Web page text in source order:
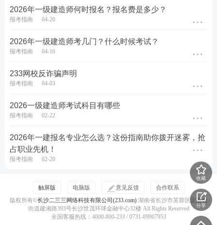
非全日制学历(如自考、成考、函授等)的考生，可以
累加取得学历前后的工作年限。这主要是因为非全日
并未因学习而中断。
注意：如果毕业证书上有“脱产”字样或学习方式为成
人教育，学习期间应扣除，不可折算成工作年限。
示例对比：
考)
计算起点
一般不计入
不算
🌟 规则三：年限按“周年”严格计算
2026年一级建造师何时报名？报名费是多少？
报考指南 04-20
2026年一级建造师考几门？什么时候考试？
报考指南 04-16
233网校反诈骗声明
报考指南 04-03
2026一级建造师考试科目有哪些
报考指南 02-22
2026年一建报名专业怎么选？这份指南助你拨开迷雾，抢
占职业先机！
报考指南 02-20
收藏
分享
触屏版 电脑版 意见反馈
合作联系
版权所有©长沙二三三网络科技有限公司(233.com)湖南省长沙市芙蓉区定王台
街道建湘路393号长沙世茂环球金融中心32楼 All Rights Reserved
全国客服热线：4000-800-233 / 0731-89907953